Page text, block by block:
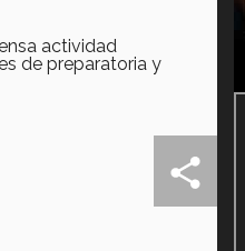
actividad
de preparatoria y